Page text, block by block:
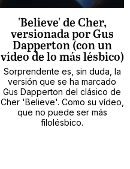
'Believe' de Cher,
versionada por Gus
Dapperton (con un
vídeo de lo más lésbico)
Sorprendente es, sin duda, la
versión que se ha marcado
Gus Dapperton del clásico de
Cher 'Believe'. Como su vídeo,
que no puede ser más
filolésbico.